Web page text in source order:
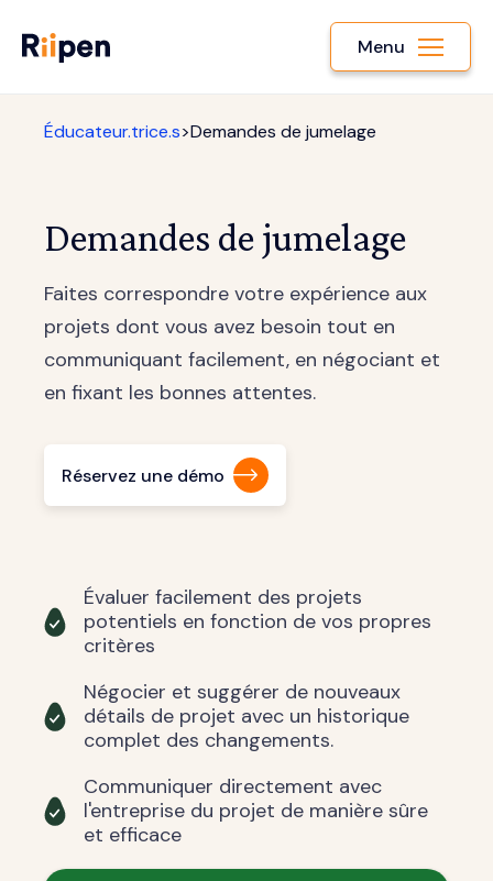
Menu
Éducateur.trice.s>Demandes de jumelage
Demandes de jumelage
Faites correspondre votre expérience aux
projets dont vous avez besoin tout en
communiquant facilement, en négociant et
en fixant les bonnes attentes.
Réservez une démo
Évaluer facilement des projets
potentiels en fonction de vos propres
critères
Négocier et suggérer de nouveaux
détails de projet avec un historique
complet des changements.
Communiquer directement avec
l'entreprise du projet de manière sûre
et efficace